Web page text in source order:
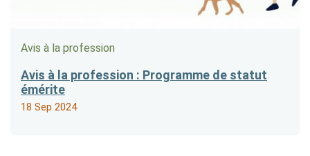
Avis à la profession
Avis à la profession : Programme de statut
émérite
18 Sep 2024